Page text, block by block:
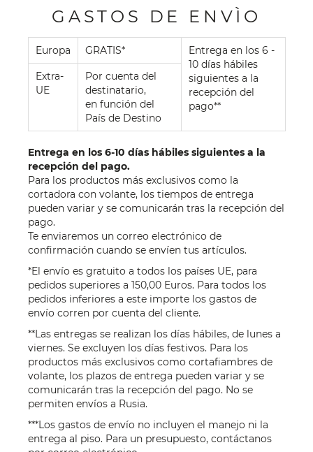
GASTOS DE ENVÌO
Europa GRATIS*
Entrega en los 6 -
10 días hábiles
siguientes a la
recepción del
pago**
Extra-
UE
Por cuenta del
destinatario,
en función del
País de Destino
Entrega en los 6-10 días hábiles siguientes a la
recepción del pago.
Para los productos más exclusivos como la
cortadora con volante, los tiempos de entrega
pueden variar y se comunicarán tras la recepción del
pago.
Te enviaremos un correo electrónico de
confirmación cuando se envíen tus artículos.
*El envío es gratuito a todos los países UE, para
pedidos superiores a 150,00 Euros. Para todos los
pedidos inferiores a este importe los gastos de
envío corren por cuenta del cliente.
**Las entregas se realizan los días hábiles, de lunes a
viernes. Se excluyen los días festivos. Para los
productos más exclusivos como cortafiambres de
volante, los plazos de entrega pueden variar y se
comunicarán tras la recepción del pago. No se
permiten envíos a Rusia.
***Los gastos de envío no incluyen el manejo ni la
entrega al piso. Para un presupuesto, contáctanos